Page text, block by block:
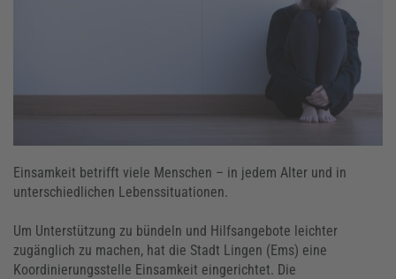
Einsamkeit betrifft viele Menschen – in jedem Alter und in
unterschiedlichen Lebenssituationen.
Um Unterstützung zu bündeln und Hilfsangebote leichter
zugänglich zu machen, hat die Stadt Lingen (Ems) eine
Koordinierungsstelle Einsamkeit eingerichtet. Die